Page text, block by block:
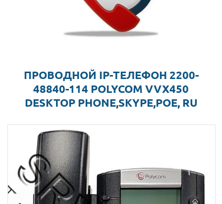
ПРОВОДНОЙ IP-ТЕЛЕФОН 2200-
48840-114 POLYCOM VVX450
DESKTOP PHONE,SKYPE,POE, RU